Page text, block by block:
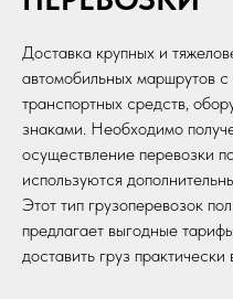
Доставка крупных и
автомобильных маршрутов
транспортных средств,
знаками. Необходимо
осуществление перевозки
используются
Этот тип грузоперевозок
предлагает выгодные
доставить груз